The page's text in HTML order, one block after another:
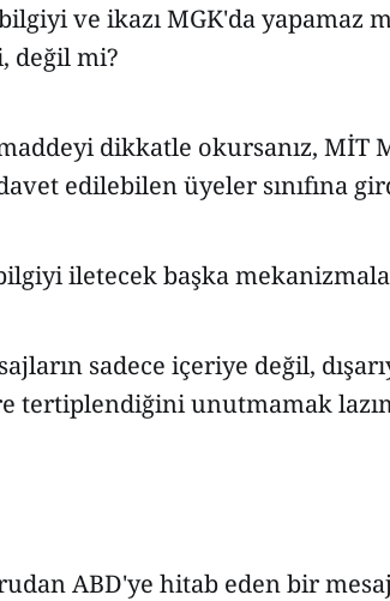
ve ikazı MGK'da yapamaz
değil mi?
dikkatle okursanız, MİT
edilebilen üyeler sınıfına
iletecek başka
sadece içeriye değil,
tertiplendiğini unutmamak
ABD'ye hitab eden bir